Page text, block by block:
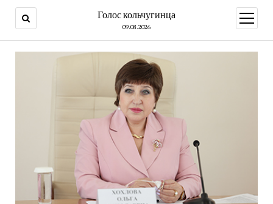
Голос кольчугинца
09.08.2026
меню